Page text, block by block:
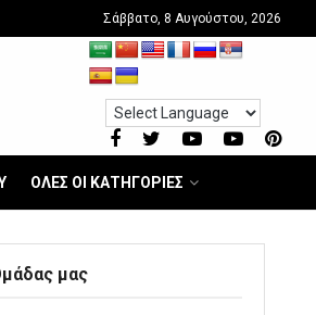
Σάββατο, 8 Αυγούστου, 2026
ΟΛΕΣ ΟΙ ΚΑΤΗΓΟΡΙΕΣ
μας